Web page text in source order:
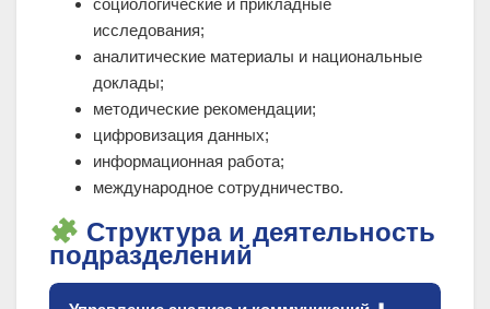
социологические и прикладные
исследования;
аналитические материалы и национальные
доклады;
методические рекомендации;
цифровизация данных;
информационная работа;
международное сотрудничество.
Структура и деятельность
подразделений